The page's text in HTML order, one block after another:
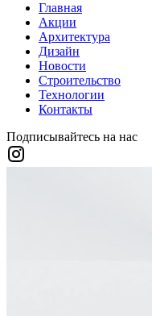
Главная
Акции
Архитектура
Дизайн
Новости
Строительство
Технологии
Контакты
Подписывайтесь на нас